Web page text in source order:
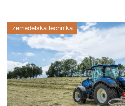
zemědělská technika